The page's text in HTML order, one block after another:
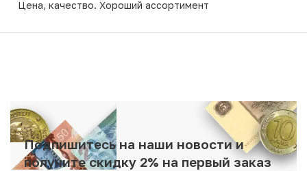
Цена, качество. Хороший ассортимент
Подпишитесь на наши новости и
получите скидку 2% на первый заказ